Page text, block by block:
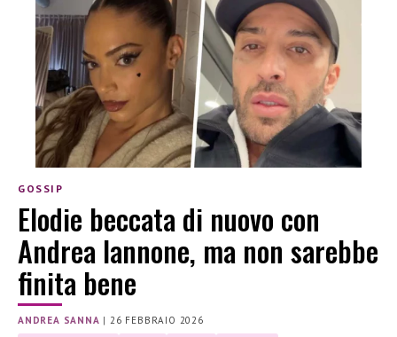
GOSSIP
Elodie beccata di nuovo con
Andrea Iannone, ma non sarebbe
finita bene
ANDREA SANNA |26 FEBBRAIO 2026